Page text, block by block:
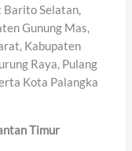
Barito Selatan,
Gunung Mas,
Kabupaten
Raya, Pulang
Kota Palangka
Timur